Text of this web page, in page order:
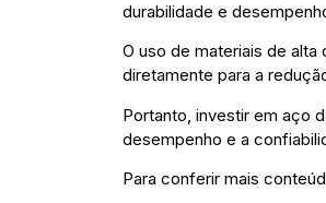
durabilidade e
O uso de materiais de
diretamente para a
Portanto, investir em aço
desempenho e a
Para conferir mais